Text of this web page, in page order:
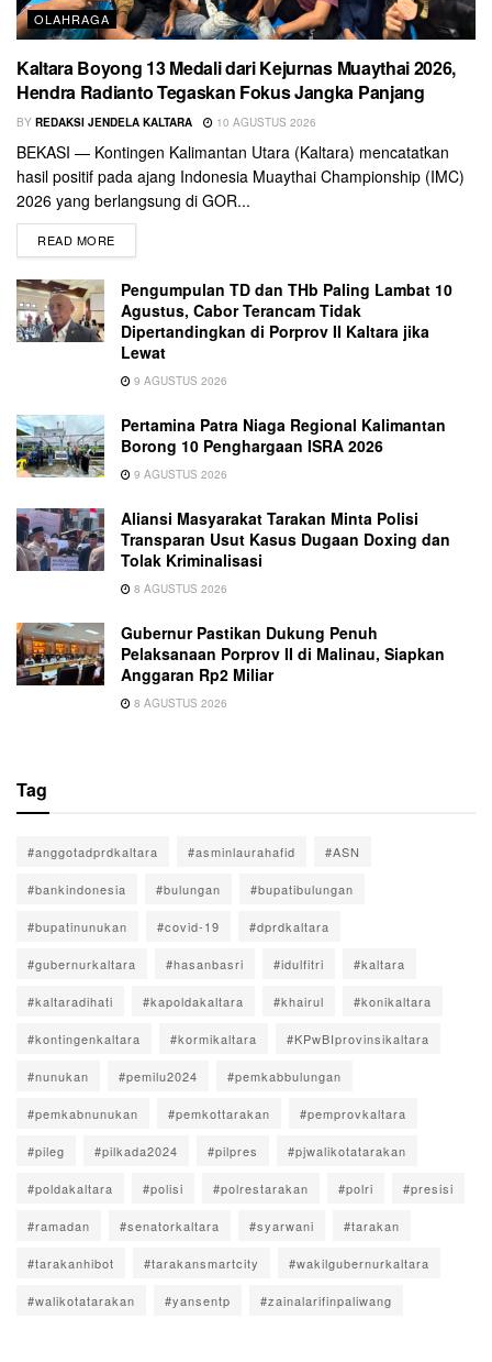
OLAHRAGA
Kaltara Boyong 13 Medali dari Kejurnas Muaythai 2026,
Hendra Radianto Tegaskan Fokus Jangka Panjang
BY REDAKSI JENDELA KALTARA 10 AGUSTUS 2026
BEKASI — Kontingen Kalimantan Utara (Kaltara) mencatatkan
hasil positif pada ajang Indonesia Muaythai Championship (IMC)
2026 yang berlangsung di GOR...
READ MORE
Pengumpulan TD dan THb Paling Lambat 10
Agustus, Cabor Terancam Tidak
Dipertandingkan di Porprov II Kaltara jika
Lewat
9 AGUSTUS 2026
Pertamina Patra Niaga Regional Kalimantan
Borong 10 Penghargaan ISRA 2026
9 AGUSTUS 2026
Aliansi Masyarakat Tarakan Minta Polisi
Transparan Usut Kasus Dugaan Doxing dan
Tolak Kriminalisasi
8 AGUSTUS 2026
Gubernur Pastikan Dukung Penuh
Pelaksanaan Porprov II di Malinau, Siapkan
Anggaran Rp2 Miliar
8 AGUSTUS 2026
Tag
#anggotadprdkaltara #asminlaurahafid #ASN
#bankindonesia #bulungan #bupatibulungan
#bupatinunukan #covid-19 #dprdkaltara
#gubernurkaltara #hasanbasri #idulfitri #kaltara
#kaltaradihati #kapoldakaltara #khairul #konikaltara
#kontingenkaltara #kormikaltara #KPwBIprovinsikaltara
#nunukan #pemilu2024 #pemkabbulungan
#pemkabnunukan #pemkottarakan #pemprovkaltara
#pileg #pilkada2024 #pilpres #pjwalikotatarakan
#poldakaltara #polisi #polrestarakan #polri #presisi
#ramadan #senatorkaltara #syarwani #tarakan
#tarakanhibot #tarakansmartcity #wakilgubernurkaltara
#walikotatarakan #yansentp #zainalarifinpaliwang